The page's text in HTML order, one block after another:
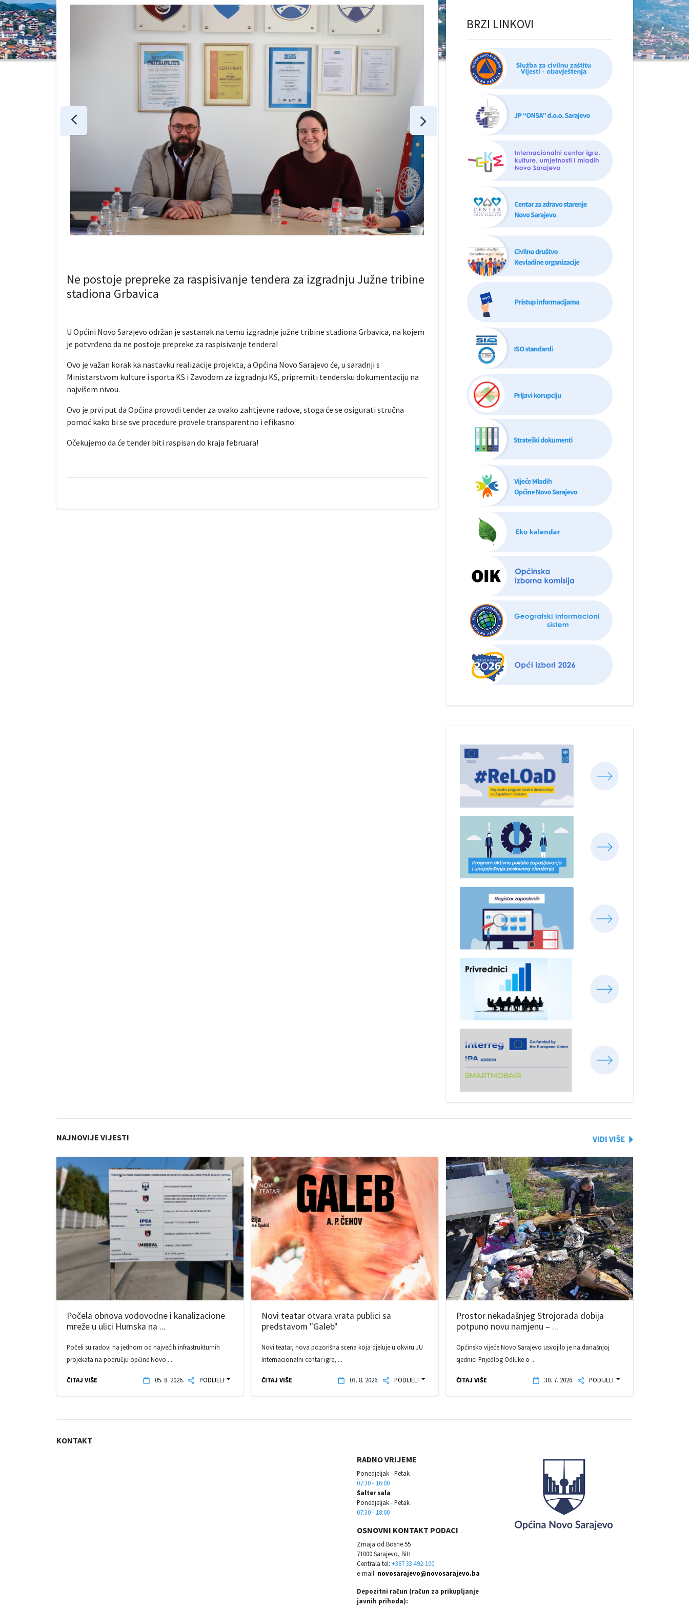
Ne postoje prepreke za raspisivanje tendera za izgradnju Južne tribine
stadiona Grbavica
U Općini Novo Sarajevo održan je sastanak na temu izgradnje južne tribine stadiona Grbavica, na kojem
je potvrđeno da ne postoje prepreke za raspisivanje tendera!
Ovo je važan korak ka nastavku realizacije projekta, a Općina Novo Sarajevo će, u saradnji s
Ministarstvom kulture i sporta KS i Zavodom za izgradnju KS, pripremiti tendersku dokumentaciju na
najvišem nivou.
Ovo je prvi put da Općina provodi tender za ovako zahtjevne radove, stoga će se osigurati stručna
pomoć kako bi se sve procedure provele transparentno i efikasno.
Očekujemo da će tender biti raspisan do kraja februara!
BRZI LINKOVI
NAJNOVIJE VIJESTI
Počela obnova vodovodne i kanalizacione
mreže u ulici Humska na ...
Počeli su radovi na jednom od najvećih infrastrukturnih
projekata na području općine Novo ...
ČITAJ VIŠE 05. 8. 2026. PODIJELI
Novi teatar otvara vrata publici sa
predstavom "Galeb"
Novi teatar, nova pozorišna scena koja djeluje u okviru JU
Internacionalni centar igre, ...
ČITAJ VIŠE 03. 8. 2026. PODIJELI
Prostor nekadašnjeg Strojorada dobija
potpuno novu namjenu – ...
Općinsko vijeće Novo Sarajevo usvojilo je na današnjoj
sjednici Prijedlog Odluke o ...
ČITAJ VIŠE 30. 7. 2026. PODIJELI
KONTAKT
RADNO VRIJEME
Ponedjeljak - Petak
07:30 - 16:00
Šalter sala
Ponedjeljak - Petak
07:30 - 18:00
OSNOVNI KONTAKT PODACI
Zmaja od Bosne 55
71000 Sarajevo, BiH
Centrala tel: +387 33 492-100
e-mail: novosarajevo@novosarajevo.ba
Depozitni račun (račun za prikupljanje
javnih prihoda):